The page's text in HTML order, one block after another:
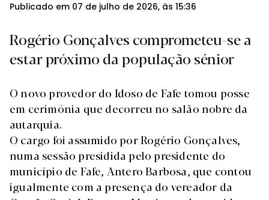
Publicado em 07 de julho de 2026, às 15:36
Rogério Gonçalves comprometeu-se a
estar próximo da população sénior
O novo provedor do Idoso de Fafe tomou posse
em cerimónia que decorreu no salão nobre da
autarquia.
O cargo foi assumido por Rogério Gonçalves,
numa sessão presidida pelo presidente do
município de Fafe, Antero Barbosa, que contou
igualmente com a presença do vereador da